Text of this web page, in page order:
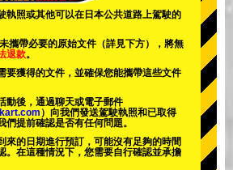
東京 澀谷
執照或其他可以在日本公共道路上駕駛的
帶必要的原始文件（詳見下方），將無
退款。
要獲得的文件，並確保您能攜帶這些文件
動後，通過聊天或電子郵件
）向我們發送駕駛執照和已取得
們提前確認是否有任何問題。
來的日期進行預訂，可能沒有足夠的時間
。在這種情況下，您需要自行確認並承擔